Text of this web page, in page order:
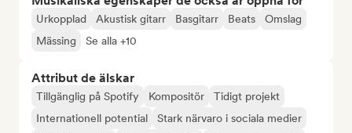
Urkopplad Akustisk gitarr Basgitarr Beats
Omslag
Mässing
Se alla +10
Attribut de älskar
Tillgänglig på Spotify Kompositör
Tidigt projekt
Internationell potential
Stark närvaro i sociala medier